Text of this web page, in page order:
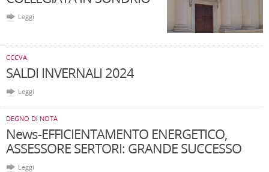
Leggi
CCCVA
SALDI INVERNALI 2024
Leggi
DEGNO DI NOTA
News-EFFICIENTAMENTO ENERGETICO,
ASSESSORE SERTORI: GRANDE SUCCESSO
Leggi